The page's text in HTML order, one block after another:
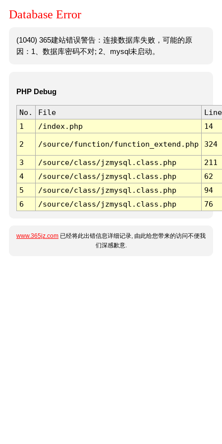
Database Error
(1040) 365建站错误警告：连接数据库失败，可能的原
因：1、数据库密码不对; 2、mysql未启动。
PHP Debug
No. File
Line
1
/index.php 14
2 /source/function/function_extend.php 324
3 /source/class/jzmysql.class.php
211
4
/source/class/jzmysql.class.php
62
5
/source/class/jzmysql.class.php
94
6
/source/class/jzmysql.class.php 76
www.365jz.com 已经将此出错信息详细记录, 由此给您带来的访问不便我
们深感歉意.